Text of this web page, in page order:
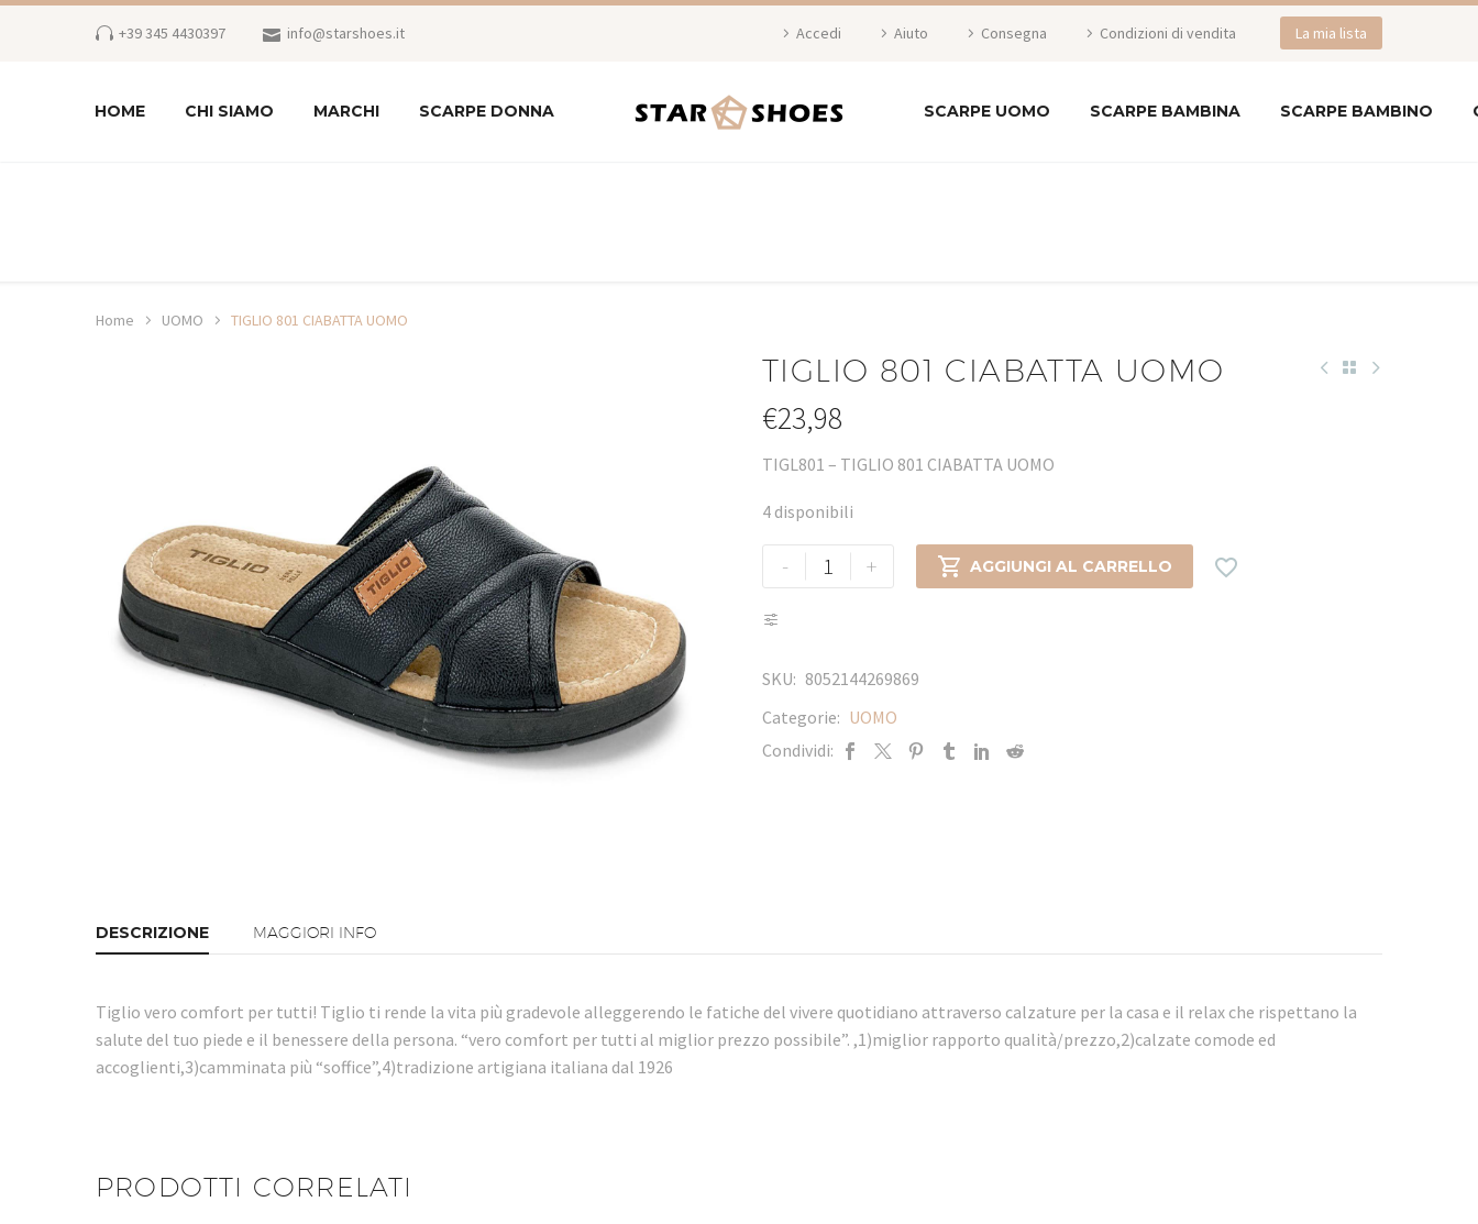
+39 345 4430397 info@starshoes.it Accedi Aiuto Consegna Condizioni di vendita La mia lista
HOME CHI SIAMO MARCHI SCARPE DONNA SCARPE UOMO SCARPE BAMBINA SCARPE BAMBINO
Home UOMO TIGLIO 801 CIABATTA UOMO
TIGLIO 801 CIABATTA UOMO
€23,98
TIGL801 – TIGLIO 801 CIABATTA UOMO
4 disponibili
- +  AGGIUNGI AL CARRELLO 
SKU: 8052144269869
Categorie: UOMO
Condividi:
DESCRIZIONE MAGGIORI INFO
Tiglio vero comfort per tutti! Tiglio ti rende la vita più gradevole alleggerendo le fatiche del vivere quotidiano attraverso calzature per la casa e il relax che rispettano la
salute del tuo piede e il benessere della persona. “vero comfort per tutti al miglior prezzo possibile”. ,1)miglior rapporto qualità/prezzo,2)calzate comode ed
accoglienti,3)camminata più “soffice”,4)tradizione artigiana italiana dal 1926
PRODOTTI CORRELATI